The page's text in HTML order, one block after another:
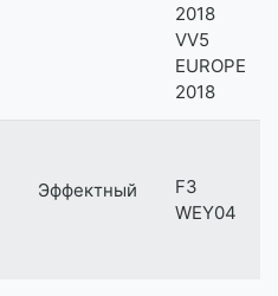
2018
VV5
EUROPE
2018
Эффектный
F3
WEY04